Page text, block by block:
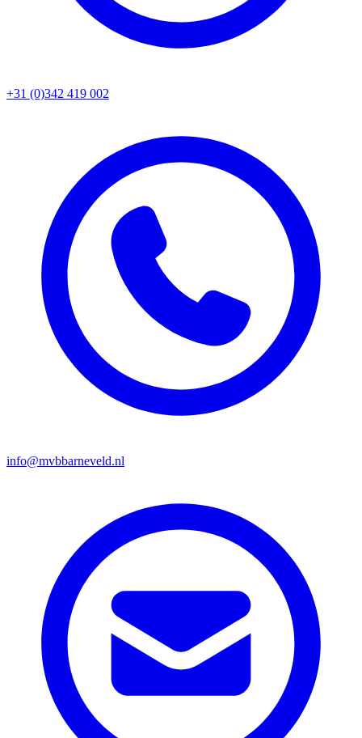
+31 (0)342 419 002
info@mvbbarneveld.nl